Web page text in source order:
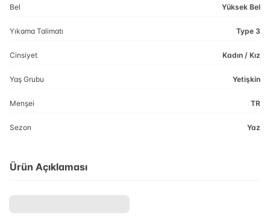
Bel Yüksek Bel
Yıkama Talimatı Type 3
Cinsiyet Kadın / Kız
Yaş Grubu Yetişkin
Menşei TR
Sezon Yaz
Ürün Açıklaması